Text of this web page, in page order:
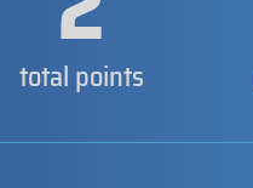
total points